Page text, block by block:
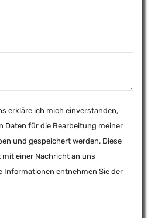
erkläre ich mich einverstanden,
Daten für die Bearbeitung meiner
und gespeichert werden. Diese
einer Nachricht an uns
Informationen entnehmen Sie der